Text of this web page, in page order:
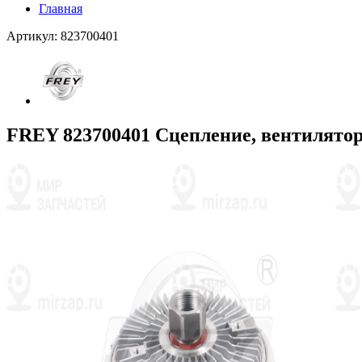
Главная
Артикул: 823700401
FREY 823700401 Сцепление,